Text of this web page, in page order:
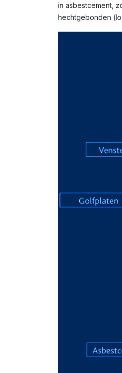
in asbestcement,
hechtgebonden